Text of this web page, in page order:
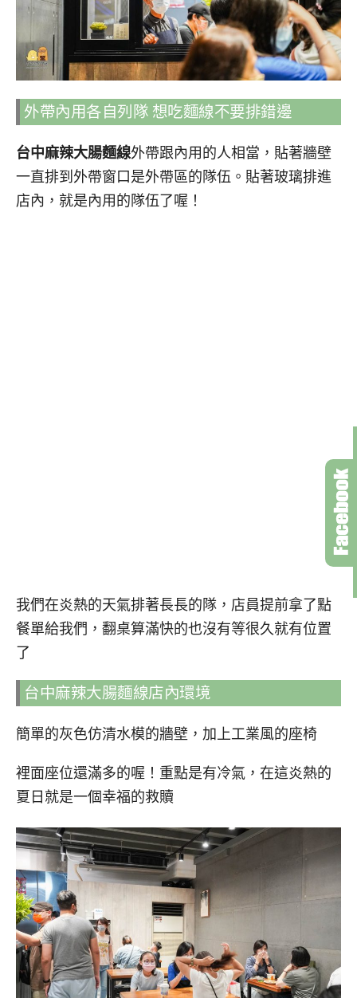
外帶內用各自列隊 想吃麵線不要排錯邊
台中麻辣大腸麵線外帶跟內用的人相當，貼著牆壁
一直排到外帶窗口是外帶區的隊伍。貼著玻璃排進
店內，就是內用的隊伍了喔！
我們在炎熱的天氣排著長長的隊，店員提前拿了點
餐單給我們，翻桌算滿快的也沒有等很久就有位置
了
台中麻辣大腸麵線店內環境
簡單的灰色仿清水模的牆壁，加上工業風的座椅
裡面座位還滿多的喔！重點是有冷氣，在這炎熱的
夏日就是一個幸福的救贖